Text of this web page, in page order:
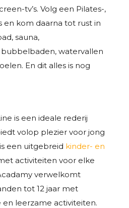
tv’s. Volg een Pilates-,
en kom daarna tot rust in
sauna,
watervallen
En dit alles is nog
is een ideale rederij
volop plezier voor jong
een uitgebreid kinder- en
activiteiten voor elke
verwelkomt
tot 12 jaar met
en leerzame activiteiten.